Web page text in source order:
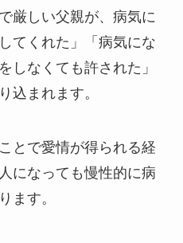
厳しい父親が、病気に
てくれた」「病気にな
しなくても許された」
込まれます。
とで愛情が得られる経
になっても慢性的に病
ます。